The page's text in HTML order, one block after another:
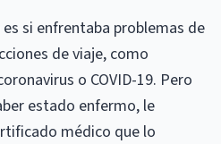
si enfrentaba problemas de
de viaje, como
o COVID-19. Pero
estado enfermo, le
médico que lo